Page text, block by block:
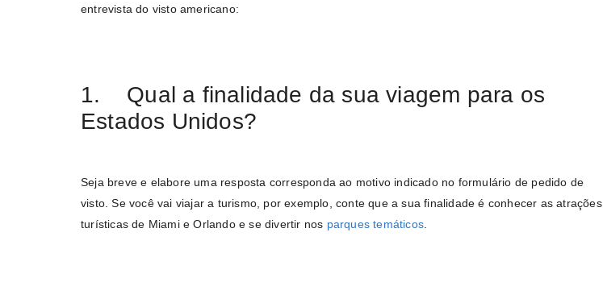
entrevista do visto americano:
1. Qual a finalidade da sua viagem para os
Estados Unidos?
Seja breve e elabore uma resposta corresponda ao motivo indicado no formulário de pedido de
visto. Se você vai viajar a turismo, por exemplo, conte que a sua finalidade é conhecer as atrações
turísticas de Miami e Orlando e se divertir nos parques temáticos